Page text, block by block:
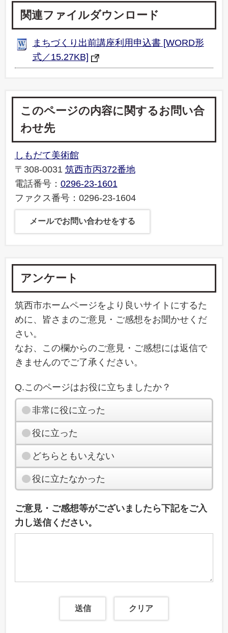
関連ファイルダウンロード
まちづくり出前講座利用申込書 [WORD形
式／15.27KB]
このページの内容に関するお問い合
わせ先
しもだて美術館
〒308-0031 筑西市丙372番地
電話番号： 0296-23-1601
ファクス番号：0296-23-1604
メールでお問い合わせをする
アンケート
筑西市ホームページをより良いサイトにするた
めに、皆さまのご意見・ご感想をお聞かせくだ
さい。
なお、この欄からのご意見・ご感想には返信で
きませんのでご了承ください。
Q.このページはお役に立ちましたか？
非常に役に立った
役に立った
どちらともいえない
役に立たなかった
ご意見・ご感想等がございましたら下記をご入
力し送信ください。